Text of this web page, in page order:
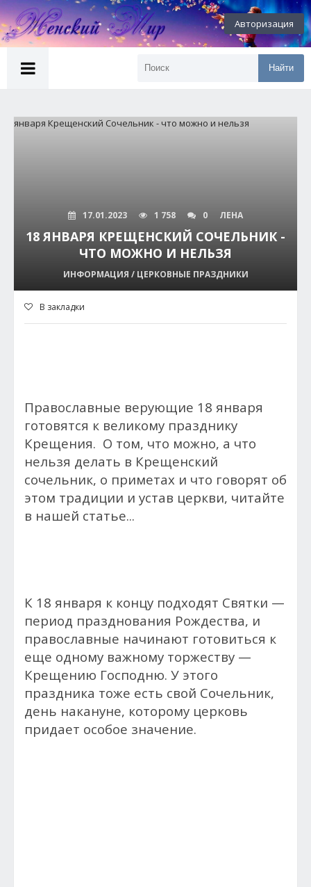
Авторизация
Найти
17.01.2023 1 758 0 ЛЕНА
18 ЯНВАРЯ КРЕЩЕНСКИЙ СОЧЕЛЬНИК -
ЧТО МОЖНО И НЕЛЬЗЯ
ИНФОРМАЦИЯ / ЦЕРКОВНЫЕ ПРАЗДНИКИ
В закладки
Православные верующие 18 января
готовятся к великому празднику
Крещения. О том, что можно, а что
нельзя делать в Крещенский
сочельник, о приметах и что говорят об
этом традиции и устав церкви, читайте
в нашей статье...
К 18 января к концу подходят Святки —
период празднования Рождества, и
православные начинают готовиться к
еще одному важному торжеству —
Крещению Господню. У этого
праздника тоже есть свой Сочельник,
день накануне, которому церковь
придает особое значение.